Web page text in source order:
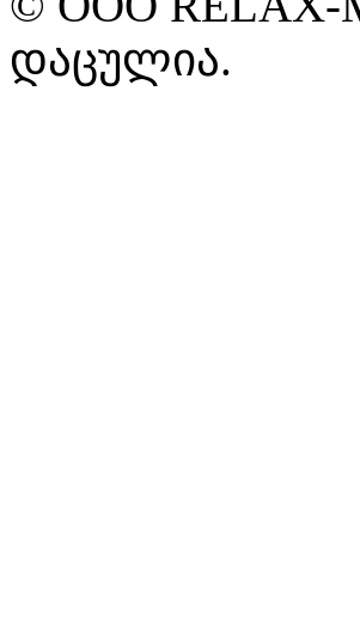
დაცულია.